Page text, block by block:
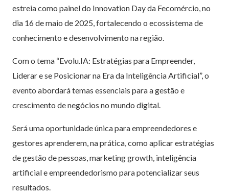
estreia como painel do Innovation Day da Fecomércio, no
dia 16 de maio de 2025, fortalecendo o ecossistema de
conhecimento e desenvolvimento na região.
Com o tema “Evolu.IA: Estratégias para Empreender,
Liderar e se Posicionar na Era da Inteligência Artificial”, o
evento abordará temas essenciais para a gestão e
crescimento de negócios no mundo digital.
Será uma oportunidade única para empreendedores e
gestores aprenderem, na prática, como aplicar estratégias
de gestão de pessoas, marketing growth, inteligência
artificial e empreendedorismo para potencializar seus
resultados.